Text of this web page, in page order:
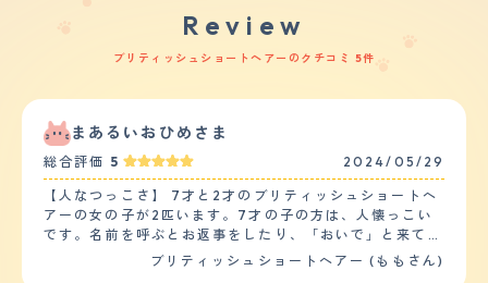
Review
ブリティッシュショートヘアーのクチコミ 5件
まあるいおひめさま
総合評価 5 2024/05/29
【人なつっこさ】 7才と2才のブリティッシュショートヘ
アーの女の子が2匹います。7才の子の方は、人懐っこい
です。名前を呼ぶとお返事をしたり、「おいで」と来て欲
しい所を叩きながら呼ぶとその場所まで来てくれます。寝
る時は横でくっついて寝ていたり、朝はお腹に乗って起こ
ブリティッシュショートヘアー (ももさん)